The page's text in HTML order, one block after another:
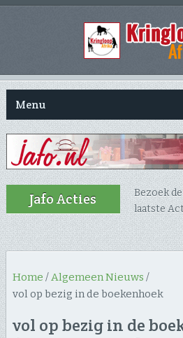
Menu
Jafo Acties
Bezoek
laatste
Home /Algemeen Nieuws /
vol op bezig in de boekenhoek
vol op bezig in de